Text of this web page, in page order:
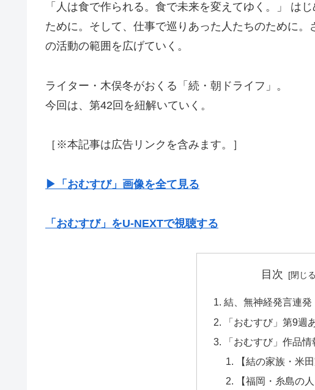
「人は食で作られる。食で未来を変えてゆく。」 は
ために。そして、仕事で巡りあった人たちのために
の活動の範囲を広げていく。
ライター・木俣冬がおくる「続・朝ドライフ」。
今回は、第42回を紐解いていく。
［※本記事は広告リンクを含みます。］
▶︎「おむすび」画像を全て見る
「おむすび」をU-NEXTで視聴する
目次
結、無神経発言連発
「おむすび」第9週
「おむすび」作品情
【結の家族・米
【福岡・糸島の人